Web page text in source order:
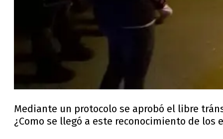
Mediante un protocolo se aprobó el libre
¿Como se llegó a este reconocimiento de